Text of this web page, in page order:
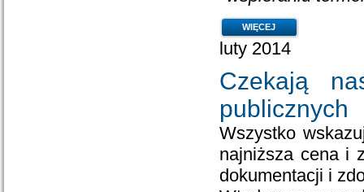
WIĘCEJ
luty 2014
Czekają
publicznych
Wszystko
najniższa cena i
dokumentacji i